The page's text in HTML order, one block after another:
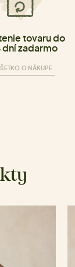
tovaru do
dní zadarmo
O NÁKUPE